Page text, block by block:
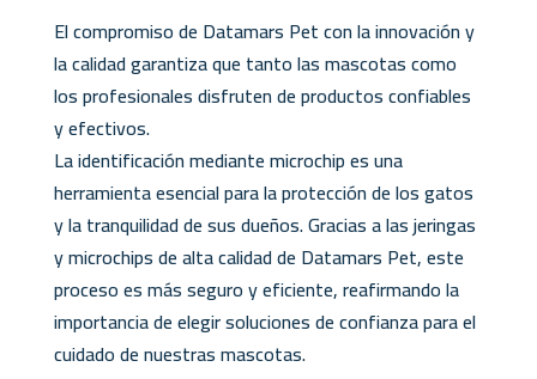
El compromiso de Datamars Pet con la innovación y
la calidad garantiza que tanto las mascotas como
los profesionales disfruten de productos confiables
y efectivos.
La identificación mediante microchip es una
herramienta esencial para la protección de los gatos
y la tranquilidad de sus dueños. Gracias a las jeringas
y microchips de alta calidad de Datamars Pet, este
proceso es más seguro y eficiente, reafirmando la
importancia de elegir soluciones de confianza para el
cuidado de nuestras mascotas.